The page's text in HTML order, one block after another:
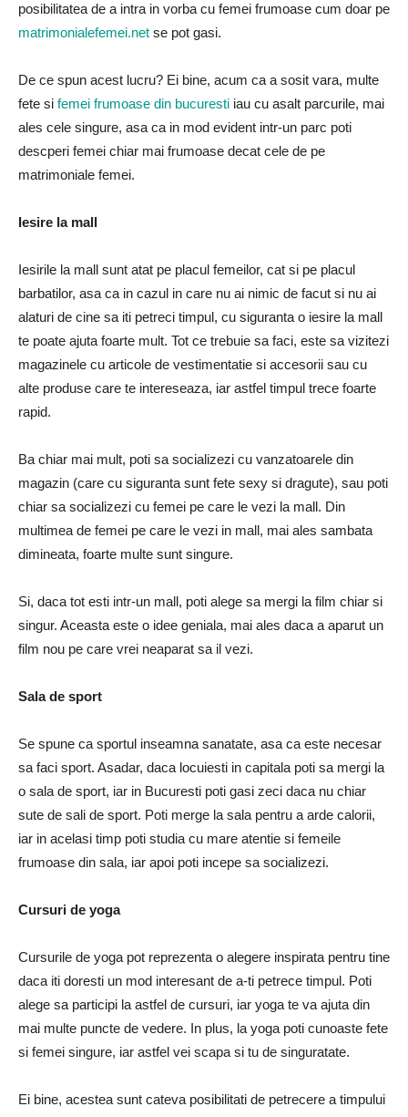
posibilitatea de a intra in vorba cu femei frumoase cum doar pe
matrimonialefemei.net se pot gasi.
De ce spun acest lucru? Ei bine, acum ca a sosit vara, multe
fete si femei frumoase din bucuresti iau cu asalt parcurile, mai
ales cele singure, asa ca in mod evident intr-un parc poti
descperi femei chiar mai frumoase decat cele de pe
matrimoniale femei.
Iesire la mall
Iesirile la mall sunt atat pe placul femeilor, cat si pe placul
barbatilor, asa ca in cazul in care nu ai nimic de facut si nu ai
alaturi de cine sa iti petreci timpul, cu siguranta o iesire la mall
te poate ajuta foarte mult. Tot ce trebuie sa faci, este sa vizitezi
magazinele cu articole de vestimentatie si accesorii sau cu
alte produse care te intereseaza, iar astfel timpul trece foarte
rapid.
Ba chiar mai mult, poti sa socializezi cu vanzatoarele din
magazin (care cu siguranta sunt fete sexy si dragute), sau poti
chiar sa socializezi cu femei pe care le vezi la mall. Din
multimea de femei pe care le vezi in mall, mai ales sambata
dimineata, foarte multe sunt singure.
Si, daca tot esti intr-un mall, poti alege sa mergi la film chiar si
singur. Aceasta este o idee geniala, mai ales daca a aparut un
film nou pe care vrei neaparat sa il vezi.
Sala de sport
Se spune ca sportul inseamna sanatate, asa ca este necesar
sa faci sport. Asadar, daca locuiesti in capitala poti sa mergi la
o sala de sport, iar in Bucuresti poti gasi zeci daca nu chiar
sute de sali de sport. Poti merge la sala pentru a arde calorii,
iar in acelasi timp poti studia cu mare atentie si femeile
frumoase din sala, iar apoi poti incepe sa socializezi.
Cursuri de yoga
Cursurile de yoga pot reprezenta o alegere inspirata pentru tine
daca iti doresti un mod interesant de a-ti petrece timpul. Poti
alege sa participi la astfel de cursuri, iar yoga te va ajuta din
mai multe puncte de vedere. In plus, la yoga poti cunoaste fete
si femei singure, iar astfel vei scapa si tu de singuratate.
Ei bine, acestea sunt cateva posibilitati de petrecere a timpului